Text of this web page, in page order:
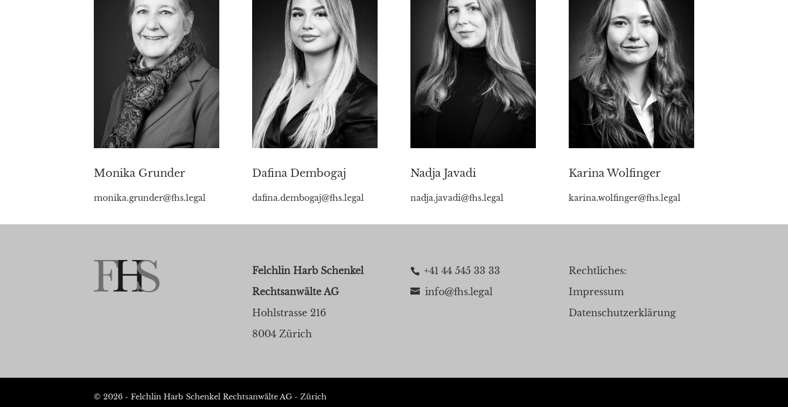
Monika Grunder
monika.grunder@fhs.legal
Dafina Dembogaj
dafina.dembogaj@fhs.legal
Nadja Javadi
nadja.javadi@fhs.legal
Karina Wolfinger
karina.wolfinger@fhs.legal
Felchlin Harb Schenkel
Rechtsanwälte AG
Hohlstrasse 216
8004 Zürich
+41 44 545 33 33
info@fhs.legal
Rechtliches:
Impressum
Datenschutzerklärung
© 2026 - Felchlin Harb Schenkel Rechtsanwälte AG - Zürich